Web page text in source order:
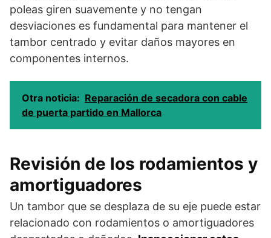
poleas giren suavemente y no tengan
desviaciones es fundamental para mantener el
tambor centrado y evitar daños mayores en
componentes internos.
Otra noticia: Reparación de secadora con cable
de puerta partido en Mallorca
Revisión de los rodamientos y
amortiguadores
Un tambor que se desplaza de su eje puede estar
relacionado con rodamientos o amortiguadores